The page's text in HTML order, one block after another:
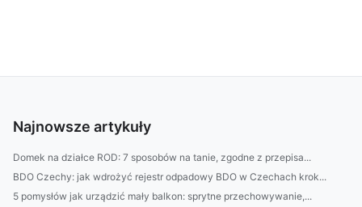
Najnowsze artykuły
Domek na działce ROD: 7 sposobów na tanie, zgodne z przepisa...
BDO Czechy: jak wdrożyć rejestr odpadowy BDO w Czechach krok...
5 pomysłów jak urządzić mały balkon: sprytne przechowywanie,...